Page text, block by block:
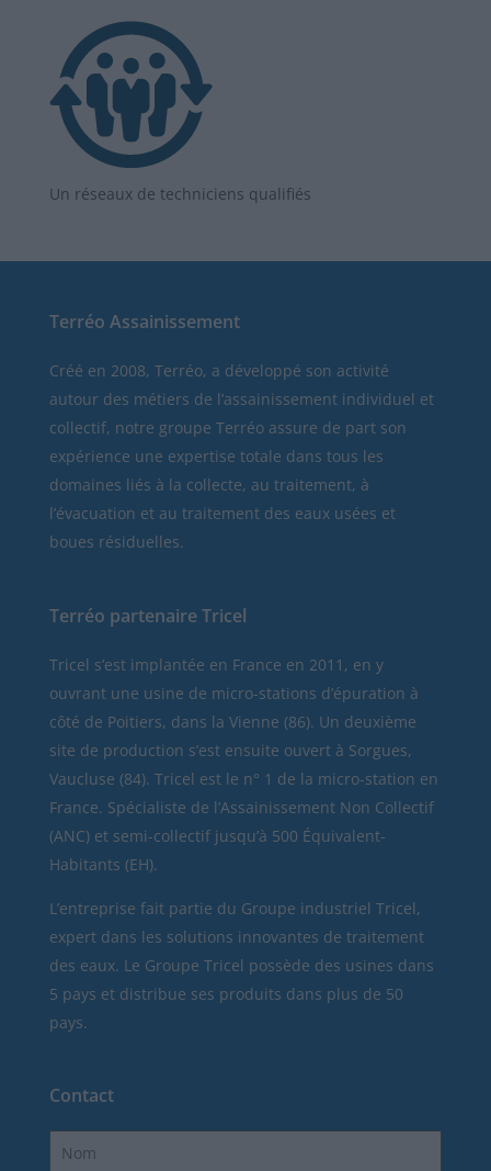
Un réseaux de techniciens qualifiés
Terréo Assainissement
Créé en 2008, Terréo, a développé son activité
autour des métiers de l’assainissement individuel et
collectif, notre groupe Terréo assure de part son
expérience une expertise totale dans tous les
domaines liés à la collecte, au traitement, à
l’évacuation et au traitement des eaux usées et
boues résiduelles.
Terréo partenaire Tricel
Tricel s’est implantée en France en 2011, en y
ouvrant une usine de micro-stations d’épuration à
côté de Poitiers, dans la Vienne (86). Un deuxième
site de production s’est ensuite ouvert à Sorgues,
Vaucluse (84). Tricel est le n° 1 de la micro-station en
France. Spécialiste de l’Assainissement Non Collectif
(ANC) et semi-collectif jusqu’à 500 Équivalent-
Habitants (EH).
L’entreprise fait partie du Groupe industriel Tricel,
expert dans les solutions innovantes de traitement
des eaux. Le Groupe Tricel possède des usines dans
5 pays et distribue ses produits dans plus de 50
pays.
Contact